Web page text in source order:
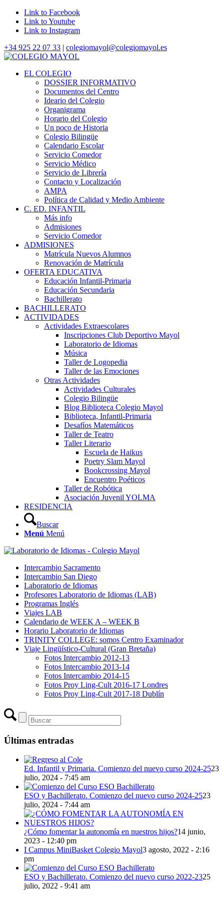
Link to Facebook
Link to Youtube
Link to Instagram
+34 925 22 07 33 | colegiomayol@colegiomayol.es
EL COLEGIO
DOSSIER INFORMATIVO
Documentos del Centro
Ideario del Colegio
Organigrama
Horario del Colegio
Un poco de Historia
Colegio Bilingüe
Calendario Escolar
Servicio Comedor
Servicio Médico
Servicio de Librería
Contacto y Localización
AMPA
Política de Calidad y Medio Ambiente
C. ED. INFANTIL
Más info
Admisiones
Servicio Comedor
ADMISIONES
Matrícula Nuevos Alumnos
Renovación de Matrícula
OFERTA EDUCATIVA
Educación Infantil-Primaria
Educación Secundaria
Bachillerato
BACHILLERATO
ACTIVIDADES
Actividades Extraescolares
Inscripciones Club Deportivo Mayol
Laboratorio de Idiomas
Música
Taller de Logopedia
Taller de las Emociones
Otras Actividades
Actividades Culturales
Colegio Bilingüe
Blog Biblioteca Colegio Mayol
Biblioteca, Infantil-Primaria
Desafíos Matemáticos
Taller de Teatro
Taller Literario
Escuela de Haikus
Poetry Slam Mayol
Bookcrossing Mayol
Encuentro Poéticos
Taller de Robótica
Asociación Juvenil YOLMA
RESIDENCIA
Buscar
Menú Menú
Intercambio Sacramento
Intercambio San Diego
Laboratorio de Idiomas
Profesores Laboratorio de Idiomas (LAB)
Programas Inglés
Viajes LAB
Calendario de WEEK A – WEEK B
Horario Laboratorio de Idiomas
TRINITY COLLEGE: somos Centro Examinador
Viaje Lingüístico-Cultural (Gran Bretaña)
Fotos Intercambio 2012-13
Fotos Intercambio 2013-14
Fotos Intercambio 2014-15
Fotos Proy Ling-Cult 2016-17 Londres
Fotos Proy Ling-Cult 2017-18 Dublín
Últimas entradas
Ed. Infantil y Primaria. Comienzo del nuevo curso 2024-2523
julio, 2024 - 7:45 am
ESO y Bachillerato. Comienzo del nuevo curso 2024-2523
julio, 2024 - 7:44 am
¿Cómo fomentar la autonomía en nuestros hijos?14 junio,
2023 - 12:40 pm
I Campus MiniBasket Colegio Mayol3 agosto, 2022 - 2:16
pm
ESO y Bachillerato. Comienzo del nuevo curso 2022-2325
julio, 2022 - 9:41 am